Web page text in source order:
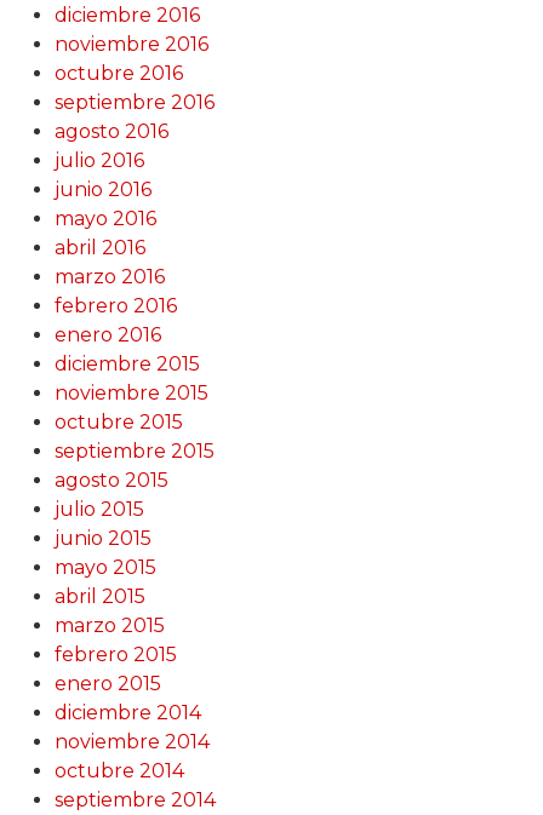
diciembre 2016
noviembre 2016
octubre 2016
septiembre 2016
agosto 2016
julio 2016
junio 2016
mayo 2016
abril 2016
marzo 2016
febrero 2016
enero 2016
diciembre 2015
noviembre 2015
octubre 2015
septiembre 2015
agosto 2015
julio 2015
junio 2015
mayo 2015
abril 2015
marzo 2015
febrero 2015
enero 2015
diciembre 2014
noviembre 2014
octubre 2014
septiembre 2014